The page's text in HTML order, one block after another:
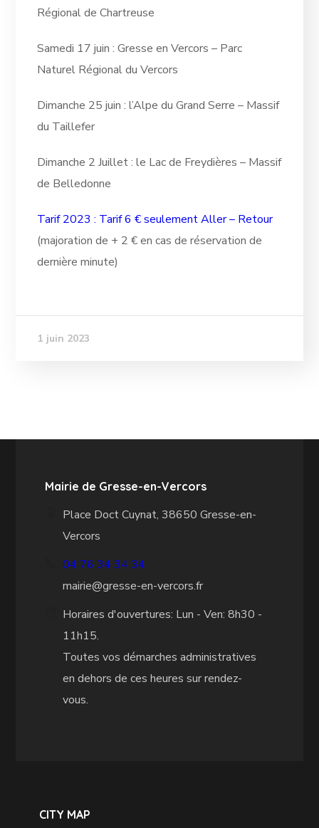
Régional de Chartreuse
Samedi 17 juin : Gresse en Vercors – Parc
Naturel Régional du Vercors
Dimanche 25 juin : l’Alpe du Grand Serre – Massif
du Taillefer
Dimanche 2 Juillet : le Lac de Freydières – Massif
de Belledonne
Tarif 2023 : Tarif 6 € seulement Aller – Retour
(majoration de + 2 € en cas de réservation de
dernière minute)
1 juin 2023
Mairie de Gresse-en-Vercors
Place Doct Cuynat, 38650 Gresse-en-
Vercors
04 76 34 34 34
mairie@gresse-en-vercors.fr
Horaires d'ouvertures: Lun - Ven: 8h30 -
11h15.
Toutes vos démarches administratives
en dehors de ces heures sur rendez-
vous.
CITY MAP